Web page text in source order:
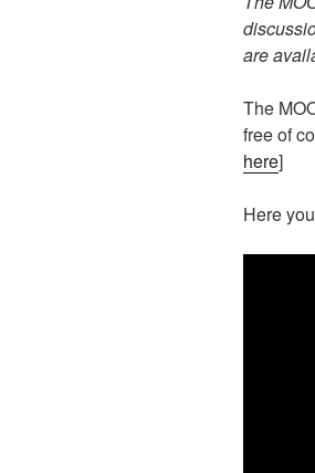
are
The
free of
here]
Here